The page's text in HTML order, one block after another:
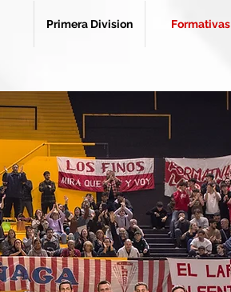
Primera Division Formativas